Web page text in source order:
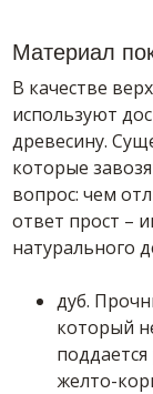
Материал
В качестве
используют
древесину.
которые
вопрос: чем
ответ прост –
натурального
дуб.
который
желто-